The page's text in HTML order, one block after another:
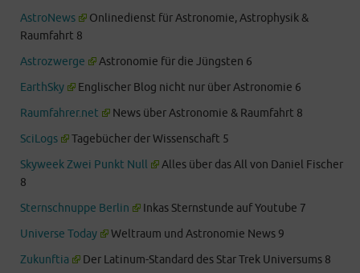
AstroNews
Onlinedienst für Astronomie, Astrophysik &
Raumfahrt 8
Astrozwerge
Astronomie für die Jüngsten 6
EarthSky
Englischer Blog nicht nur über Astronomie 6
Raumfahrer.net
News über Astronomie & Raumfahrt 8
SciLogs
Tagebücher der Wissenschaft 5
Skyweek Zwei Punkt Null
Alles über das All von Daniel Fischer
8
Sternschnuppe Berlin
Inkas Sternstunde auf Youtube 7
Universe Today
Weltraum und Astronomie News 9
Zukunftia
Der Latinum-Standard des Star Trek Universums 8